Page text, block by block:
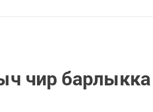
чир барлыкка